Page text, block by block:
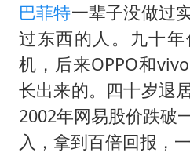
巴菲特一辈子没做过
过东西的人。九十
机，后来OPPO和
长出来的。四十岁退
2002年网易股价跌破
入，拿到百倍回报，一